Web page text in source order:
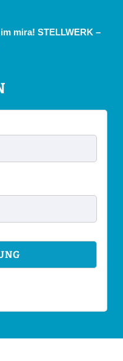
mira! STELLWERK –